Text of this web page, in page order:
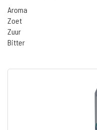
Aroma
Zoet
Zuur
Bitter